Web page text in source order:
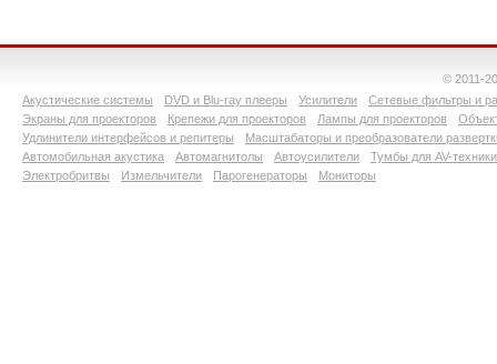
© 2011-
Акустические системы
DVD и Blu-ray плееры Усилители
Сетевые фильтры и
Экраны для проекторов
Крепежи для проекторов Лампы для проекторов
Удлинители интерфейсов и репитеры
Масштабаторы и преобразователи
Автомобильная акустика
Автомагнитолы Автоусилители
Тумбы для AV-техники
Электробритвы
Измельчители Парогенераторы Мониторы